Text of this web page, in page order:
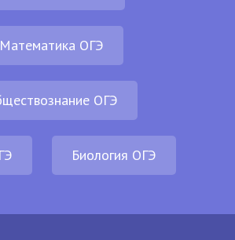
Математика ОГЭ
ОГЭ
Биология ОГЭ